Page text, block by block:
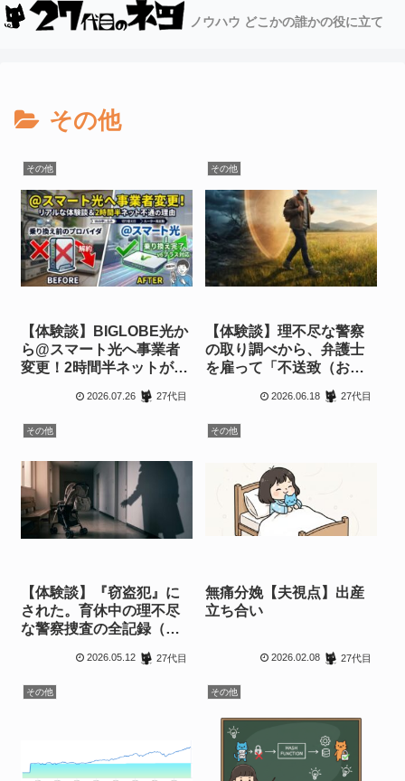
ノウハウ どこかの誰かの役に立て
その他
その他
【体験談】BIGLOBE光か
ら@スマート光へ事業者
変更！2時間半ネットが切
2026.07.26 27代目
その他
【体験談】理不尽な警察
の取り調べから、弁護士
を雇って「不送致（お咎
2026.06.18 27代目
その他
【体験談】『窃盗犯』に
された。育休中の理不尽
な警察捜査の全記録（送
2026.05.12 27代目
その他
無痛分娩【夫視点】出産
立ち合い
2026.02.08 27代目
その他 その他